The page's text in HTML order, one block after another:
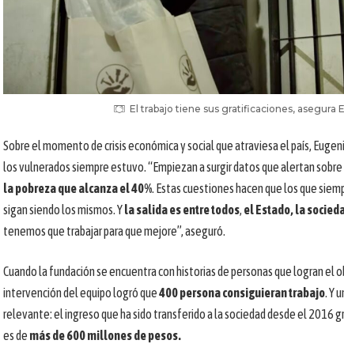
El trabajo tiene sus gratificaciones, asegura
Sobre el momento de crisis económica y social que atraviesa el país,
los vulnerados siempre estuvo. “Empiezan a surgir datos que alertan
la pobreza que alcanza el 40%. Estas cuestiones hacen que los que
sigan siendo los mismos. Yla salida es entre todos, el Estado, la
tenemos que trabajar para que mejore”, aseguró.
Cuando la fundación se encuentra con historias de personas que logran
intervención del equipo logró que400 persona consiguieran trabajo. Y
relevante: el ingreso que ha sido transferido a la sociedad desde el 2016
es de más de 600 millones de pesos.